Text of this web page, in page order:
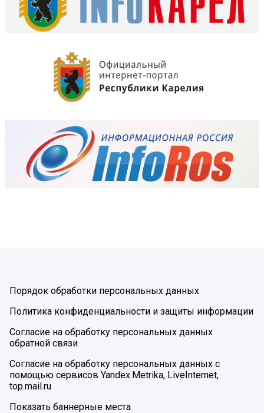
Порядок обработки персональных данных
Политика конфиденциальности и защиты информации
Согласие на обработку персональных данных
обратной связи
Согласие на обработку персональных данных с
помощью сервисов Yandex.Metrika, LiveInternet,
top.mail.ru
Показать баннерные места